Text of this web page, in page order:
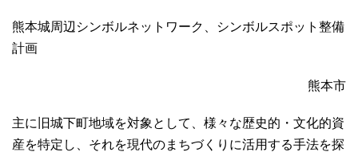
熊本城周辺シンボルネットワーク、シンボルスポット整備
計画
熊本市
主に旧城下町地域を対象として、様々な歴史的・文化的資
産を特定し、それを現代のまちづくりに活用する手法を探